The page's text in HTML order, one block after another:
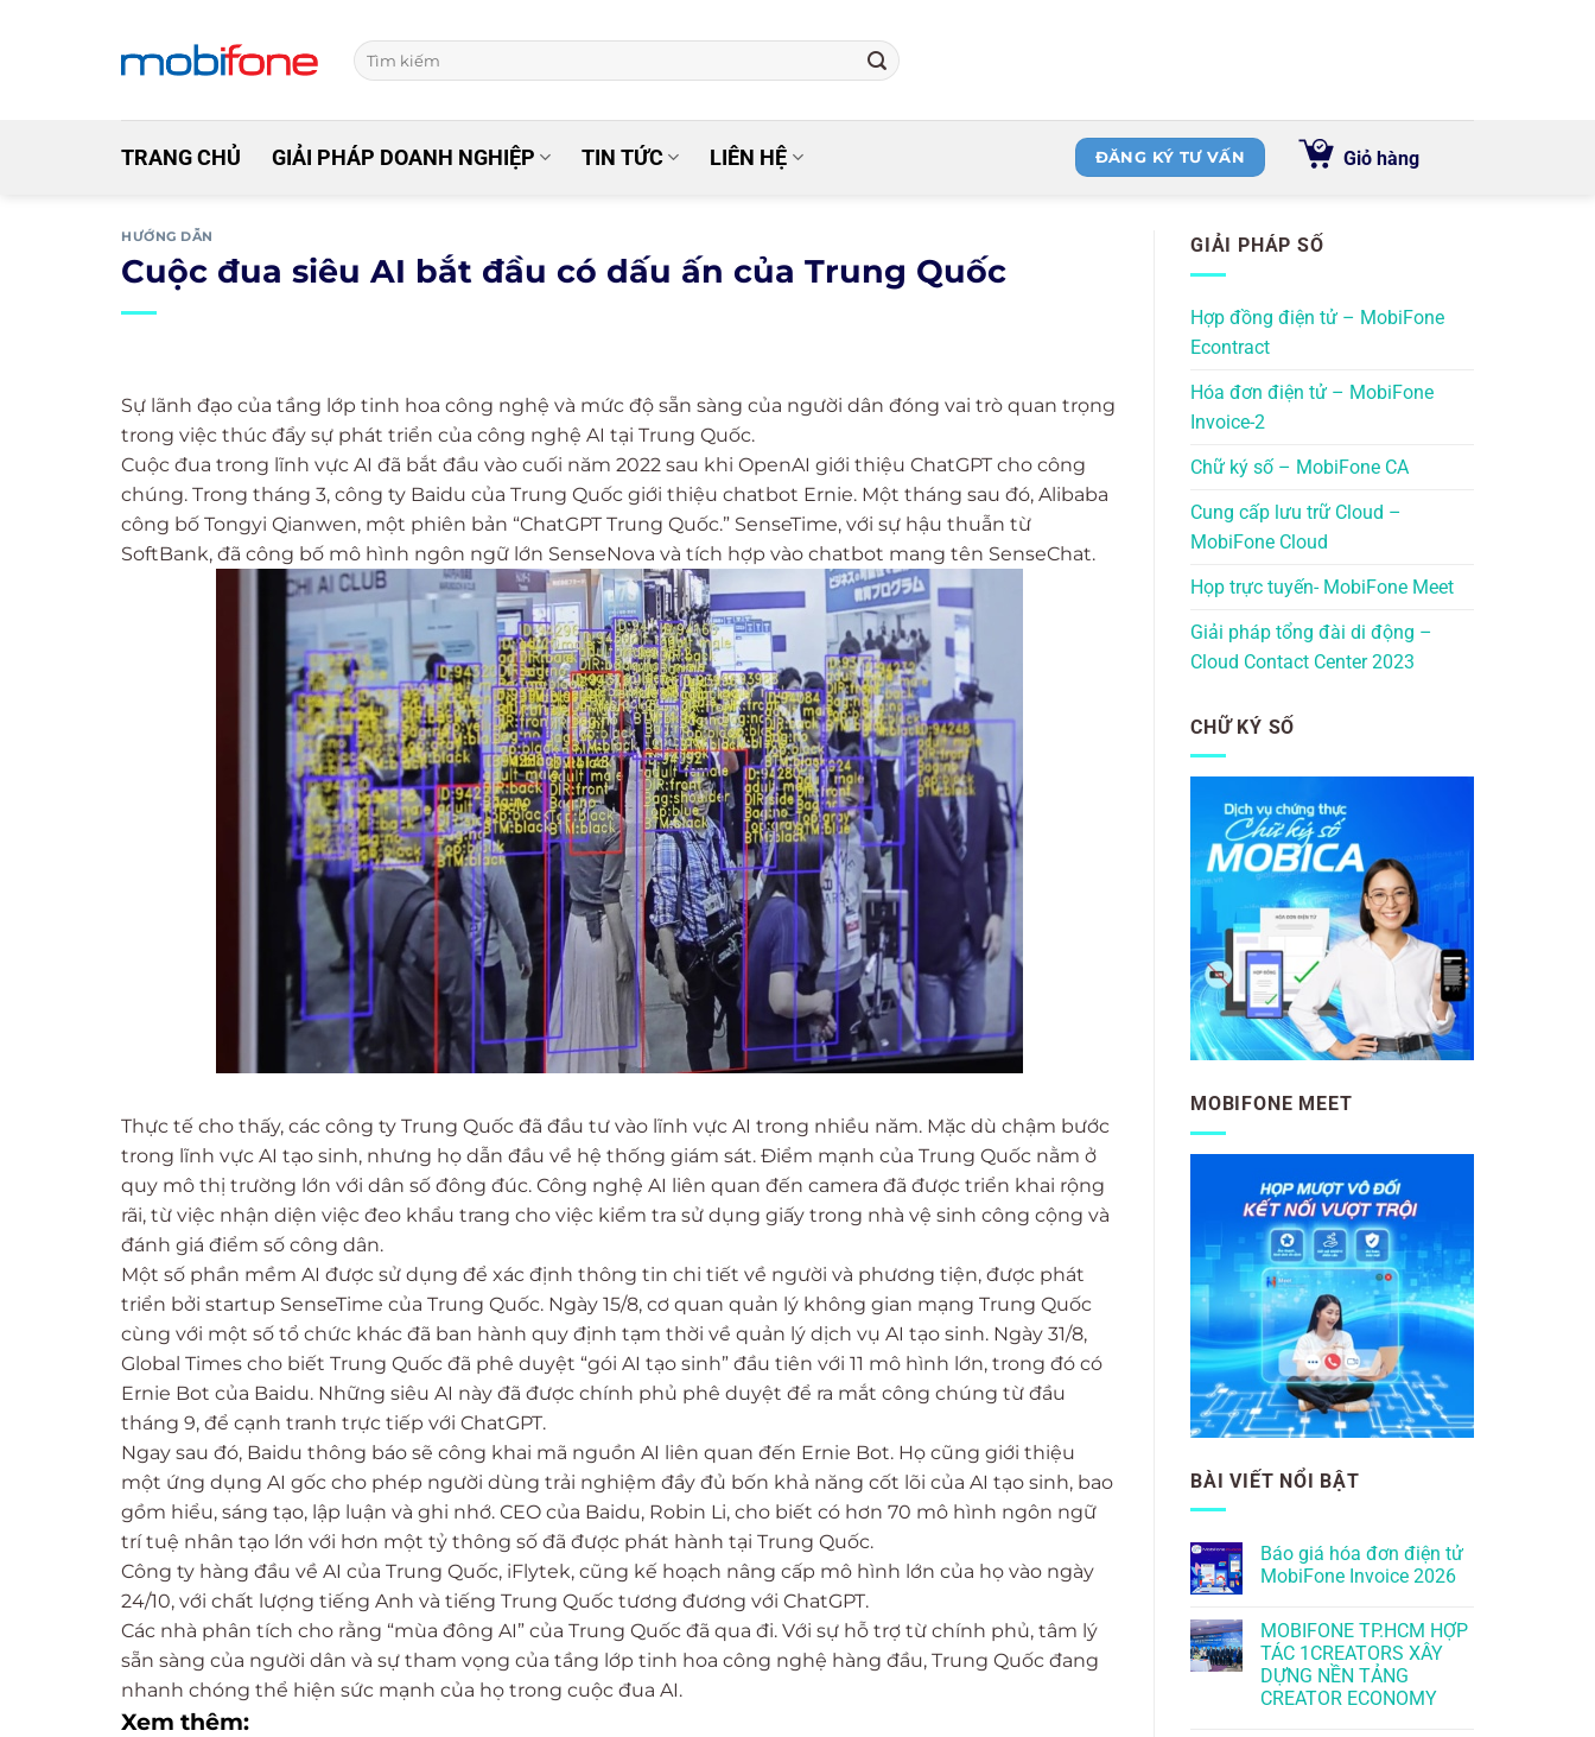
TRANG CHỦ GIẢI PHÁP DOANH NGHIỆP TIN TỨC LIÊN HỆ ĐĂNG KÝ TƯ VẤN Giỏ hàng
HƯỚNG DẪN
Cuộc đua siêu AI bắt đầu có dấu ấn của Trung Quốc
Sự lãnh đạo của tầng lớp tinh hoa công nghệ và mức độ sẵn sàng của người dân đóng vai trò quan trọng
trong việc thúc đẩy sự phát triển của công nghệ AI tại Trung Quốc.
Cuộc đua trong lĩnh vực AI đã bắt đầu vào cuối năm 2022 sau khi OpenAI giới thiệu ChatGPT cho công
chúng. Trong tháng 3, công ty Baidu của Trung Quốc giới thiệu chatbot Ernie. Một tháng sau đó, Alibaba
công bố Tongyi Qianwen, một phiên bản “ChatGPT Trung Quốc.” SenseTime, với sự hậu thuẫn từ
SoftBank, đã công bố mô hình ngôn ngữ lớn SenseNova và tích hợp vào chatbot mang tên SenseChat.
Thực tế cho thấy, các công ty Trung Quốc đã đầu tư vào lĩnh vực AI trong nhiều năm. Mặc dù chậm bước
trong lĩnh vực AI tạo sinh, nhưng họ dẫn đầu về hệ thống giám sát. Điểm mạnh của Trung Quốc nằm ở
quy mô thị trường lớn với dân số đông đúc. Công nghệ AI liên quan đến camera đã được triển khai rộng
rãi, từ việc nhận diện việc đeo khẩu trang cho việc kiểm tra sử dụng giấy trong nhà vệ sinh công cộng và
đánh giá điểm số công dân.
Một số phần mềm AI được sử dụng để xác định thông tin chi tiết về người và phương tiện, được phát
triển bởi startup SenseTime của Trung Quốc. Ngày 15/8, cơ quan quản lý không gian mạng Trung Quốc
cùng với một số tổ chức khác đã ban hành quy định tạm thời về quản lý dịch vụ AI tạo sinh. Ngày 31/8,
Global Times cho biết Trung Quốc đã phê duyệt “gói AI tạo sinh” đầu tiên với 11 mô hình lớn, trong đó có
Ernie Bot của Baidu. Những siêu AI này đã được chính phủ phê duyệt để ra mắt công chúng từ đầu
tháng 9, để cạnh tranh trực tiếp với ChatGPT.
Ngay sau đó, Baidu thông báo sẽ công khai mã nguồn AI liên quan đến Ernie Bot. Họ cũng giới thiệu
một ứng dụng AI gốc cho phép người dùng trải nghiệm đầy đủ bốn khả năng cốt lõi của AI tạo sinh, bao
gồm hiểu, sáng tạo, lập luận và ghi nhớ. CEO của Baidu, Robin Li, cho biết có hơn 70 mô hình ngôn ngữ
trí tuệ nhân tạo lớn với hơn một tỷ thông số đã được phát hành tại Trung Quốc.
Công ty hàng đầu về AI của Trung Quốc, iFlytek, cũng kế hoạch nâng cấp mô hình lớn của họ vào ngày
24/10, với chất lượng tiếng Anh và tiếng Trung Quốc tương đương với ChatGPT.
Các nhà phân tích cho rằng “mùa đông AI” của Trung Quốc đã qua đi. Với sự hỗ trợ từ chính phủ, tâm lý
sẵn sàng của người dân và sự tham vọng của tầng lớp tinh hoa công nghệ hàng đầu, Trung Quốc đang
nhanh chóng thể hiện sức mạnh của họ trong cuộc đua AI.
Xem thêm:
GIẢI PHÁP SỐ
Hợp đồng điện tử – MobiFone
Econtract
Hóa đơn điện tử – MobiFone
Invoice-2
Chữ ký số – MobiFone CA
Cung cấp lưu trữ Cloud –
MobiFone Cloud
Họp trực tuyến- MobiFone Meet
Giải pháp tổng đài di động –
Cloud Contact Center 2023
CHỮ KÝ SỐ
MOBIFONE MEET
BÀI VIẾT NỔI BẬT
Báo giá hóa đơn điện tử
MobiFone Invoice 2026
MOBIFONE TP.HCM HỢP
TÁC 1CREATORS XÂY
DỰNG NỀN TẢNG
CREATOR ECONOMY